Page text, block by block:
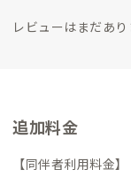
方」などのセミナ
スト対応可能です。
ールドにで撮影。家
浜（今は中国にい
レビューはまだあ
追加料金
【同伴者利用料金】